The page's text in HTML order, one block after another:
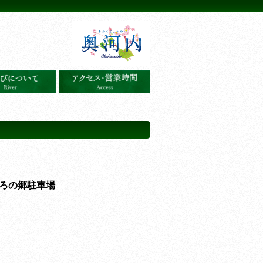
の郷駐車場